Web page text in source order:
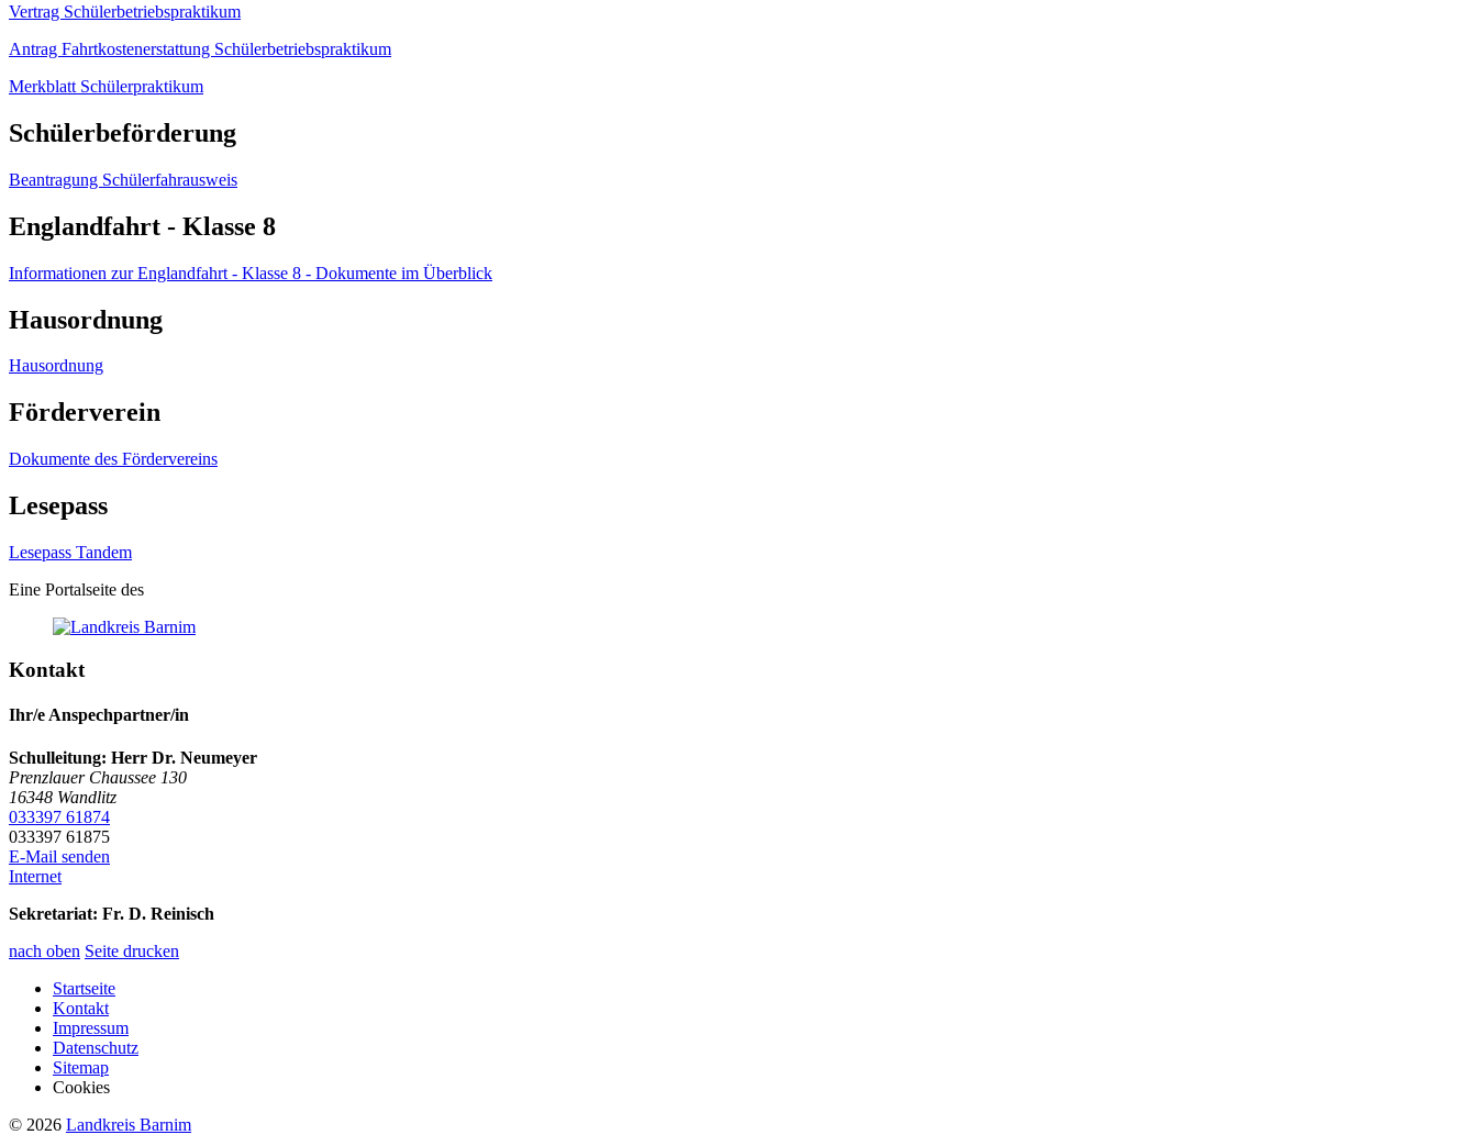
Vertrag Schülerbetriebspraktikum
Antrag Fahrtkostenerstattung Schülerbetriebspraktikum
Merkblatt Schülerpraktikum
Schülerbeförderung
Beantragung Schülerfahrausweis
Englandfahrt - Klasse 8
Informationen zur Englandfahrt - Klasse 8 - Dokumente im Überblick
Hausordnung
Hausordnung
Förderverein
Dokumente des Fördervereins
Lesepass
Lesepass Tandem
Eine Portalseite des
Kontakt
Ihr/e Anspechpartner/in
Schulleitung: Herr Dr. Neumeyer
Prenzlauer Chaussee 130
16348 Wandlitz
033397 61874
033397 61875
E-Mail senden
Internet
Sekretariat: Fr. D. Reinisch
nach oben Seite drucken
Startseite
Kontakt
Impressum
Datenschutz
Sitemap
Cookies
© 2026 Landkreis Barnim